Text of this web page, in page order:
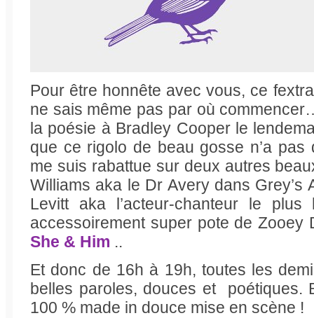
Pour être honnête avec vous, ce
ne sais même pas par où
la poésie à Bradley Cooper le
que ce rigolo de beau gosse n’a
me suis rabattue sur deux autres
Williams aka le Dr Avery dans Grey’s
Levitt aka l’acteur-chanteur le
accessoirement super pote de Zooey
She & Him ..
Et donc de 16h à 19h, toutes les
belles paroles, douces et poétiques.
100 % made in douce mise en scène !